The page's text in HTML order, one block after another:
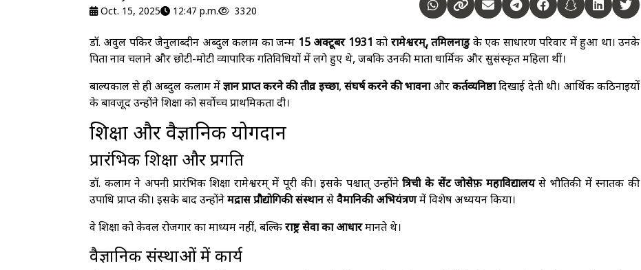
Oct. 15, 2025 12:47 p.m. 3320
डॉ. अवुल पकिर जैनुलाब्दीन अब्दुल कलाम का जन्म 15 अक्टूबर 1931 को रामेश्वरम्, तमिलनाडुके एक साधारण परिवार में हुआ था। उनके
पिता नाव चलाने और छोटी-मोटी व्यापारिक गतिविधियों में लगे हुए थे, जबकि उनकी माता धार्मिक और सुसंस्कृत महिला थीं।
बाल्यकाल से ही अब्दुल कलाम मेंज्ञान प्राप्त करने की तीव्र इच्छा, संघर्ष करने की भावनाऔरकर्तव्यनिष्ठादिखाई देती थी। आर्थिक कठिनाइयों
के बावजूद उन्होंने शिक्षा को सर्वोच्च प्राथमिकता दी।
शिक्षा और वैज्ञानिक योगदान
प्रारंभिक शिक्षा और प्रगति
डॉ. कलाम ने अपनी प्रारंभिक शिक्षा रामेश्वरम् में पूरी की। इसके पश्चात् उन्होंनेत्रिची के सेंट जोसेफ़ महाविद्यालयसे भौतिकी में स्नातक की
उपाधि प्राप्त की। इसके बाद उन्होंनेमद्रास प्रौद्योगिकी संस्थानसेवैमानिकी अभियंत्रणमें विशेष अध्ययन किया।
वे शिक्षा को केवल रोजगार का माध्यम नहीं, बल्किराष्ट्र सेवा का आधारमानते थे।
वैज्ञानिक संस्थाओं में कार्य